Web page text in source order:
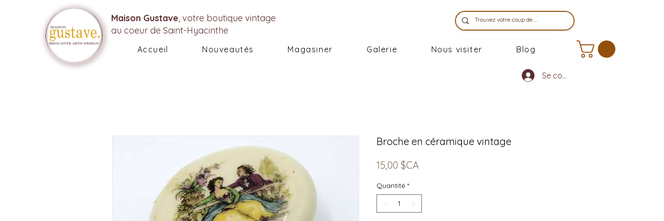
Maison Gustave, votre boutique vintage
au coeur de Saint-Hyacinthe
Accueil Nouveautés Magasiner Galerie Nous visiter Blog
Broche en céramique vintage
15,00 $CA
Quantité *
Se connecter